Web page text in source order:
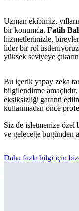
Uzman ekibimiz,
bir konumda. Fatih
hizmetlerimizle,
lider bir rol
yüksek seviyeye
Bu içerik yapay zeka
bilgilendirme
eksiksizliği garanti
kullanmadan önce
Siz de işletmenize özel
ve geleceğe bugünden
Daha fazla bilgi için